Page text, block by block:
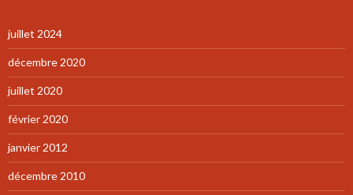
juillet 2024
décembre 2020
juillet 2020
février 2020
janvier 2012
décembre 2010